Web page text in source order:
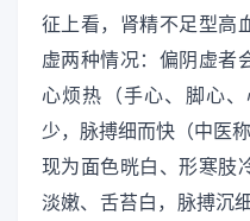
征上看，肾精不足型高
虚两种情况：偏阴虚者
心烦热（手心、脚心
少，脉搏细而快（中医
现为面色晄白、形寒肢
淡嫩、舌苔白，脉搏沉